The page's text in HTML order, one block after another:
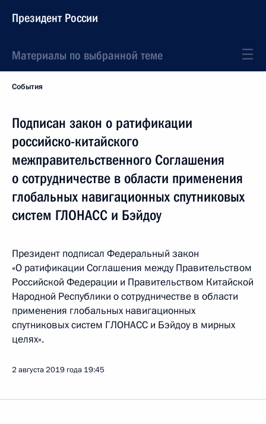
Президент России
Материалы по выбранной теме
События
Подписан закон о ратификации
российско-китайского
межправительственного Соглашения
о сотрудничестве в области применения
глобальных навигационных спутниковых
систем ГЛОНАСС и Бэйдоу
Президент подписал Федеральный закон
«О ратификации Соглашения между Правительством
Российской Федерации и Правительством Китайской
Народной Республики о сотрудничестве в области
применения глобальных навигационных
спутниковых систем ГЛОНАСС и Бэйдоу в мирных
целях».
2 августа 2019 года 19:45